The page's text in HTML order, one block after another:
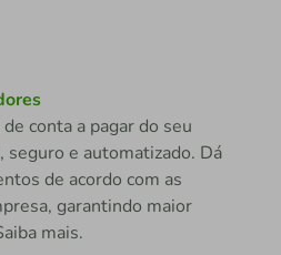
conta a pagar do seu
e automatizado. Dá
de acordo com as
garantindo maior
mais.